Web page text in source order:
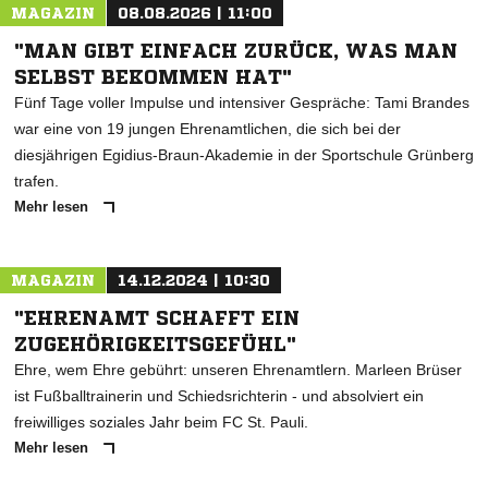
* Pflichtfelder
MAGAZIN 08.08.2026 | 11:00
"MAN GIBT EINFACH ZURÜCK, WAS MAN
SELBST BEKOMMEN HAT"
Fünf Tage voller Impulse und intensiver Gespräche: Tami Brandes
war eine von 19 jungen Ehrenamtlichen, die sich bei der
diesjährigen Egidius-Braun-Akademie in der Sportschule Grünberg
trafen.
Mehr lesen
MAGAZIN 14.12.2024 | 10:30
"EHRENAMT SCHAFFT EIN
ZUGEHÖRIGKEITSGEFÜHL"
Ehre, wem Ehre gebührt: unseren Ehrenamtlern. Marleen Brüser
ist Fußballtrainerin und Schiedsrichterin - und absolviert ein
freiwilliges soziales Jahr beim FC St. Pauli.
Mehr lesen